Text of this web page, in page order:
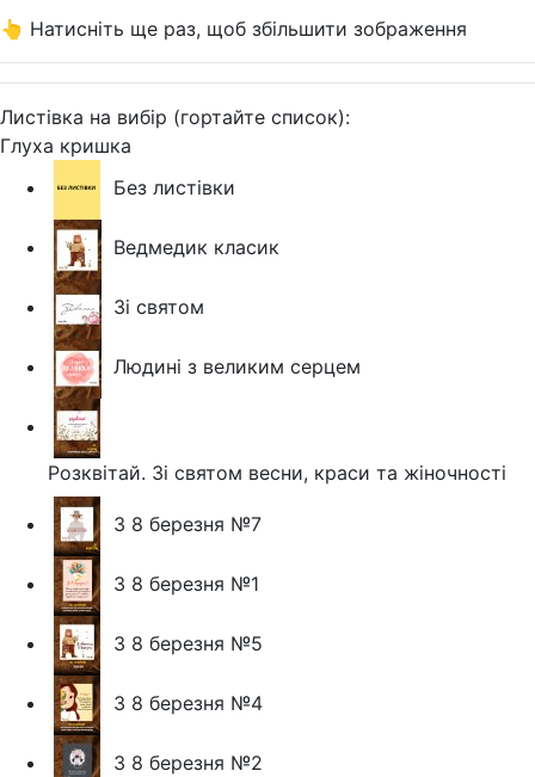
👆 Натисніть ще раз, щоб збільшити зображення
Листівка на вибір (гортайте список):
Глуха кришка
Без листівки
Ведмедик класик
Зі святом
Людині з великим серцем
Розквітай. Зі святом весни, краси та жіночності
З 8 березня №7
З 8 березня №1
З 8 березня №5
З 8 березня №4
З 8 березня №2